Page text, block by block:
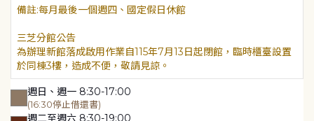
每月最後一個週四、國定假日休館
三芝分館公告
為辦理新館落成啟用作業自115年7月13日起閉館，臨時櫃臺設置
於同棟3樓，造成不便，敬請見諒。
週日、週一 8:30-17:00
(16:30停止借還書)
週二至週六 8:30-19:00